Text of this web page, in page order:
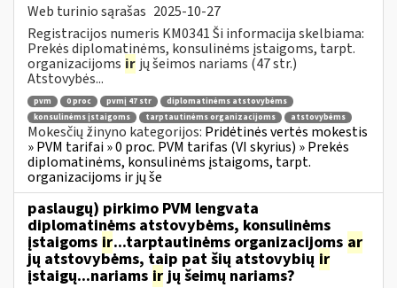
Web turinio sąrašas 2025-10-27
Registracijos numeris KM0341 Ši informacija skelbiama:
Prekės diplomatinėms, konsulinėms įstaigoms, tarpt.
organizacijoms ir jų šeimos nariams (47 str.)
Atstovybės...
pvm 0 proc pvmį 47 str
diplomatinėms atstovybėms
konsulinėms įstaigoms
tarptautinėms organizacijoms atstovybėms
Mokesčių žinyno kategorijos: Pridėtinės vertės mokestis
» PVM tarifai » 0 proc. PVM tarifas (VI skyrius) » Prekės
diplomatinėms, konsulinėms įstaigoms, tarpt.
organizacijoms ir jų še
paslaugų) pirkimo PVM lengvata
diplomatinėms atstovybėms, konsulinėms
įstaigoms ir...tarptautinėms organizacijoms ar
jų atstovybėms, taip pat šių atstovybių ir
įstaigų...nariams irjų šeimų nariams?